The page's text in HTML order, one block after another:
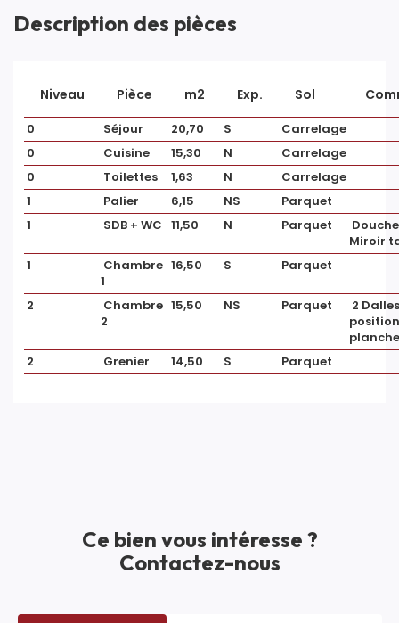
l'encadrement des
Taxe Foncière 293 EUR
COPROPRIÉTÉ
Bien en
copropriété
Non
SURFACES
Surface 79 m2
INTÉRIEUR
Description des pièces
Niveau Pièce m2 Exp. Sol
0 Séjour 20,70 S
Carrelage
0
Cuisine 15,30 N
Carrelage
0
Toilettes 1,63 N
Carrelage
1
Palier 6,15 NS
Parquet
1
SDB + WC 11,50 N Parquet
Miroir
1
Chambre
1
16,50 S Parquet
2
Chambre
2
15,50 NS Parquet
2
2
Grenier 14,50 S Parquet
Ce bien vous intéresse ?
Contactez-nous